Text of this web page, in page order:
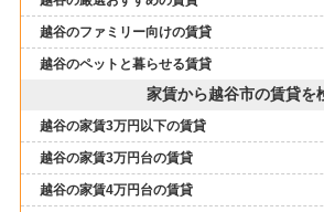
越谷のファミリー向けの賃貸
越谷のペットと暮らせる賃貸
家賃から越谷市の賃貸を
越谷の家賃3万円以下の賃貸
越谷の家賃3万円台の賃貸
越谷の家賃4万円台の賃貸